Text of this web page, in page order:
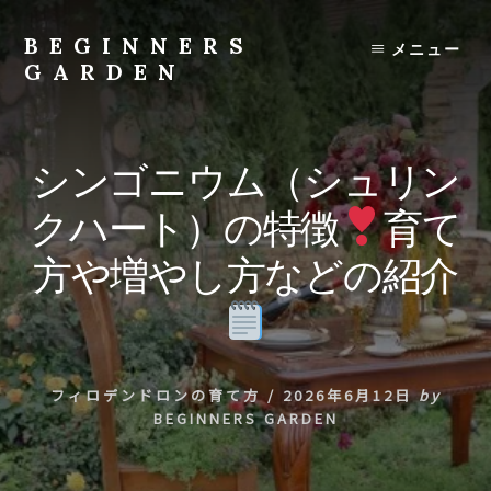
content
BEGINNERS
GARDEN
物
の
種
類
や
育
て
方
の
紹
介
を
行
い
メニュー
シンゴニウム（シュリン
クハート）の特徴
育て
方や増やし方などの紹介
フィロデンドロンの育て方/ 2026年6月12日 by
BEGINNERS GARDEN